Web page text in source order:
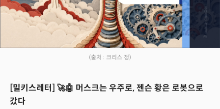
(출처 : 크리스 정)
[밀키스레터] 🚀🤖 머스크는 우주로, 젠슨 황은 로봇으로
갔다